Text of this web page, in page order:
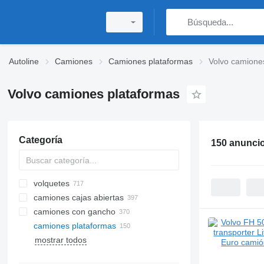
Autoline Camiones Camiones plataformas Volvo
Volvo camiones plataformas
Categoría
volquetes
camiones cajas abiertas
camiones con gancho
camiones plataformas
mostrar todos
150